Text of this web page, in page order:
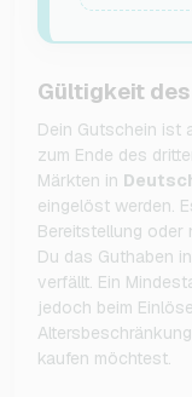
Gültigkeit
Dein Gutschein ist
zum Ende des
Märkten in
eingelöst werden.
Bereitstellung
Du das Guthaben
verfällt. Ein
jedoch beim
kaufen möchtest.